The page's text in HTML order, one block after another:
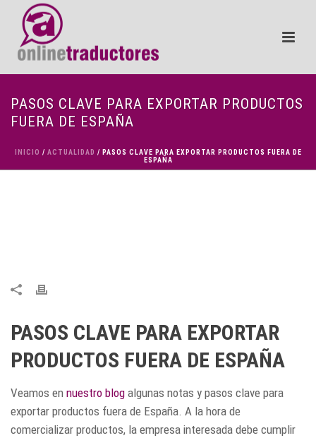
PASOS CLAVE PARA EXPORTAR PRODUCTOS
FUERA DE ESPAÑA
INICIO / ACTUALIDAD / PASOS CLAVE PARA EXPORTAR PRODUCTOS FUERA DE
ESPAÑA
PASOS CLAVE PARA EXPORTAR
PRODUCTOS FUERA DE ESPAÑA
Veamos en nuestro blog algunas notas y pasos clave para
exportar productos fuera de España. A la hora de
comercializar productos, la empresa interesada debe cumplir